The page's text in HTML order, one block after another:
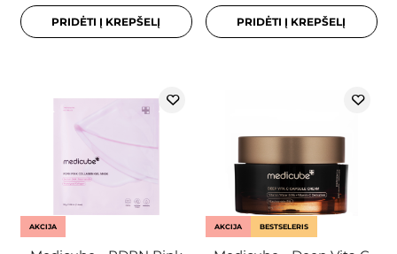
PRIDĖTI Į KREPŠELĮ PRIDĖTI Į KREPŠELĮ
AKCIJA AKCIJA BESTSELERIS